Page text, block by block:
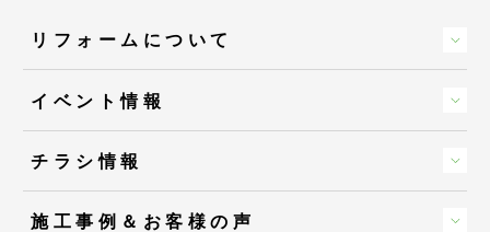
リフォームについて
イベント情報
チラシ情報
施工事例＆お客様の声